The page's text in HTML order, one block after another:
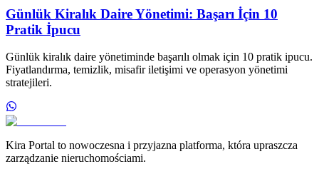
Günlük Kiralık Daire Yönetimi: Başarı İçin 10
Pratik İpucu
Günlük kiralık daire yönetiminde başarılı olmak için 10 pratik ipucu.
Fiyatlandırma, temizlik, misafir iletişimi ve operasyon yönetimi
stratejileri.
Kira Portal to nowoczesna i przyjazna platforma, która upraszcza
zarządzanie nieruchomościami.